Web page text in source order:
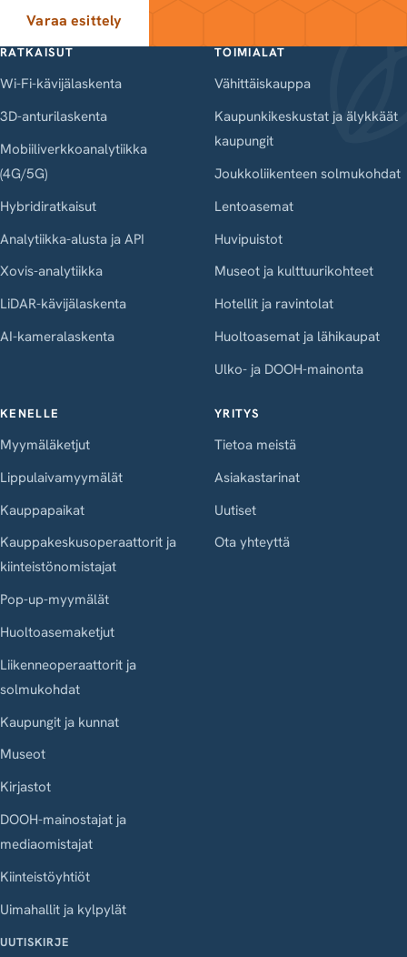
Varaa esittely
RATKAISUT
Wi-Fi-kävijälaskenta
3D-anturilaskenta
Mobiiliverkkoanalytiikka
(4G/5G)
Hybridiratkaisut
Analytiikka-alusta ja API
Xovis-analytiikka
LiDAR-kävijälaskenta
AI-kameralaskenta
TOIMIALAT
Vähittäiskauppa
Kaupunkikeskustat ja älykkäät
kaupungit
Joukkoliikenteen solmukohdat
Lentoasemat
Huvipuistot
Museot ja kulttuurikohteet
Hotellit ja ravintolat
Huoltoasemat ja lähikaupat
Ulko- ja DOOH-mainonta
KENELLE
Myymäläketjut
Lippulaivamyymälät
Kauppapaikat
Kauppakeskusoperaattorit ja
kiinteistönomistajat
Pop-up-myymälät
Huoltoasemaketjut
Liikenneoperaattorit ja
solmukohdat
Kaupungit ja kunnat
Museot
Kirjastot
DOOH-mainostajat ja
mediaomistajat
Kiinteistöyhtiöt
Uimahallit ja kylpylät
YRITYS
Tietoa meistä
Asiakastarinat
Uutiset
Ota yhteyttä
UUTISKIRJE